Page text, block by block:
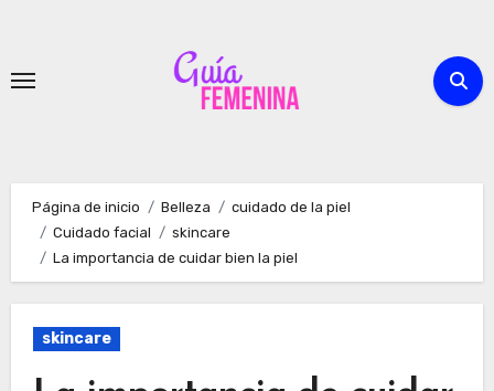
contenido
Página de inicio Belleza
cuidado de la piel
Cuidado facial
skincare
La importancia de cuidar bien la piel
skincare